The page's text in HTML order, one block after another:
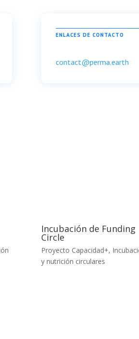
ENLACES DE CONTACTO
contact@perma.earth
Incubación de Funding
Circle
Proyecto Capacidad+,
y nutrición circulares